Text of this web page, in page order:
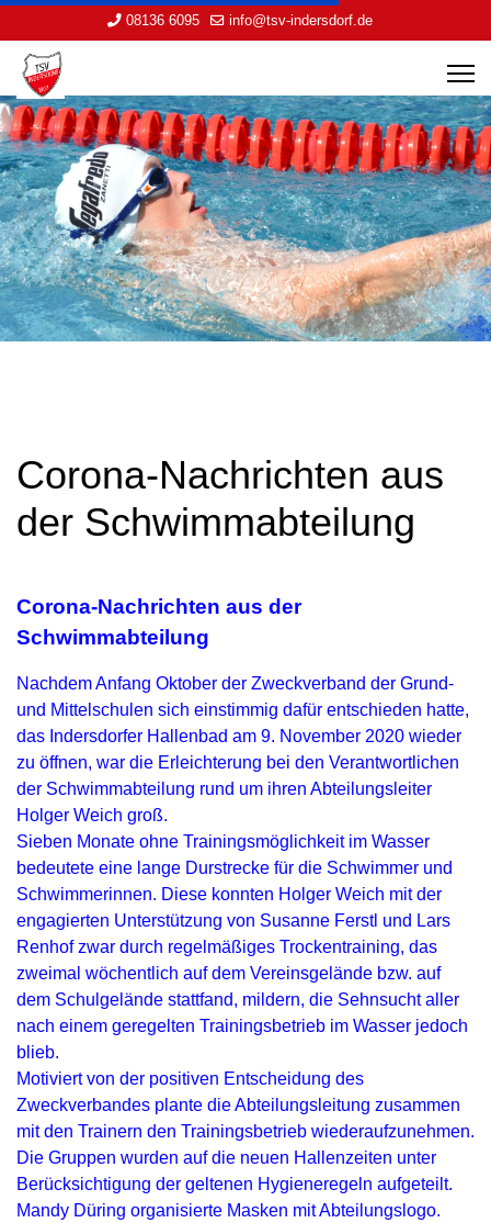
08136 6095 info@tsv-indersdorf.de
Corona-Nachrichten aus
der Schwimmabteilung
Corona-Nachrichten aus der
Schwimmabteilung
Nachdem Anfang Oktober der Zweckverband der Grund-
und Mittelschulen sich einstimmig dafür entschieden hatte,
das Indersdorfer Hallenbad am 9. November 2020 wieder
zu öffnen, war die Erleichterung bei den Verantwortlichen
der Schwimmabteilung rund um ihren Abteilungsleiter
Holger Weich groß.
Sieben Monate ohne Trainingsmöglichkeit im Wasser
bedeutete eine lange Durstrecke für die Schwimmer und
Schwimmerinnen. Diese konnten Holger Weich mit der
engagierten Unterstützung von Susanne Ferstl und Lars
Renhof zwar durch regelmäßiges Trockentraining, das
zweimal wöchentlich auf dem Vereinsgelände bzw. auf
dem Schulgelände stattfand, mildern, die Sehnsucht aller
nach einem geregelten Trainingsbetrieb im Wasser jedoch
blieb.
Motiviert von der positiven Entscheidung des
Zweckverbandes plante die Abteilungsleitung zusammen
mit den Trainern den Trainingsbetrieb wiederaufzunehmen.
Die Gruppen wurden auf die neuen Hallenzeiten unter
Berücksichtigung der geltenen Hygieneregeln aufgeteilt.
Mandy Düring organisierte Masken mit Abteilungslogo.